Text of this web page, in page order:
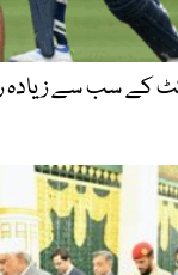
ٹی20 کرکٹ کے سب سے